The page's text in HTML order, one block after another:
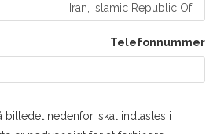
Telefonnummer
billedet nedenfor, skal indtastes i